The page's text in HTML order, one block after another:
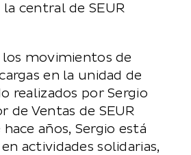
central de SEUR
movimientos de
en la unidad de
realizados por Sergio
de Ventas de SEUR
años, Sergio está
actividades solidarias,